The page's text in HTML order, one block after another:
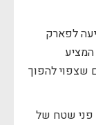
לפארק
שצפוי להפוך
פני שטח של